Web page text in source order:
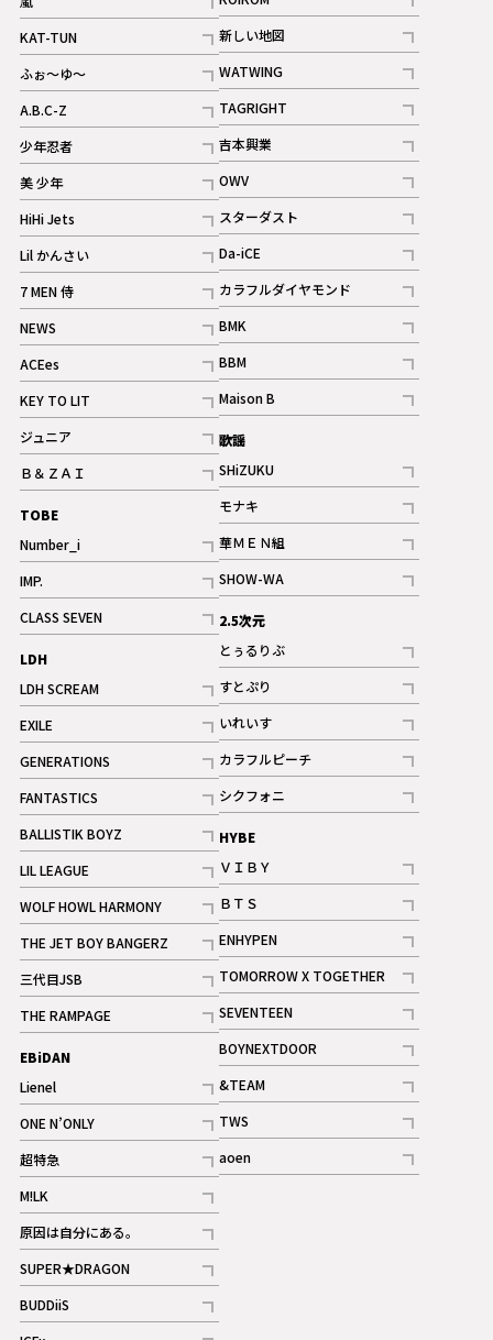
記事
KAT-TUN
記事
ふぉ～ゆ～
記事
A.B.C-Z
記事
ギャラリー
少年忍者
記事
美 少年
記事
HiHi Jets
記事
Lil かんさい
記事
7 MEN 侍
記事
NEWS
記事
ACEes
記事
KEY TO LIT
記事
ジュニア
記事
Ｂ＆ＺＡＩ
記事
TOBE
Number_i
記事
IMP.
記事
CLASS SEVEN
記事
LDH
LDH SCREAM
記事
EXILE
記事
GENERATIONS
記事
FANTASTICS
記事
BALLISTIK BOYZ
記事
LIL LEAGUE
記事
WOLF HOWL HARMONY
記事
THE JET BOY BANGERZ
記事
三代目JSB
記事
THE RAMPAGE
記事
ギャラリー
EBiDAN
Lienel
記事
ONE N’ONLY
記事
超特急
記事
M!LK
記事
原因は自分にある。
記事
SUPER★DRAGON
記事
BUDDiiS
記事
記事
新しい地図
記事
WATWING
記事
TAGRIGHT
記事
吉本興業
記事
OWV
記事
ギャラリー
スターダスト
記事
Da-iCE
記事
カラフルダイヤモンド
記事
BMK
記事
BBM
記事
ギャラリー
Maison B
記事
歌謡
SHiZUKU
記事
モナキ
記事
華ＭＥＮ組
記事
SHOW-WA
記事
2.5次元
とぅるりぶ
記事
すとぷり
記事
ギャラリー
いれいす
記事
ギャラリー
カラフルピーチ
記事
シクフォニ
記事
HYBE
ＶＩＢＹ
記事
ＢＴＳ
記事
ENHYPEN
記事
TOMORROW X TOGETHER
記事
ギャラリー
SEVENTEEN
記事
BOYNEXTDOOR
記事
&TEAM
記事
TWS
記事
aoen
記事